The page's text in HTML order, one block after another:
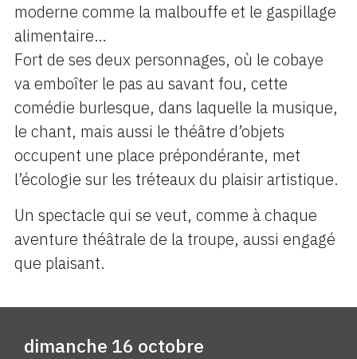
moderne comme la malbouffe et le gaspillage
alimentaire…
Fort de ses deux personnages, où le cobaye
va emboîter le pas au savant fou, cette
comédie burlesque, dans laquelle la musique,
le chant, mais aussi le théâtre d’objets
occupent une place prépondérante, met
l’écologie sur les tréteaux du plaisir artistique.
Un spectacle qui se veut, comme à chaque
aventure théâtrale de la troupe, aussi engagé
que plaisant.
dimanche 16 octobre